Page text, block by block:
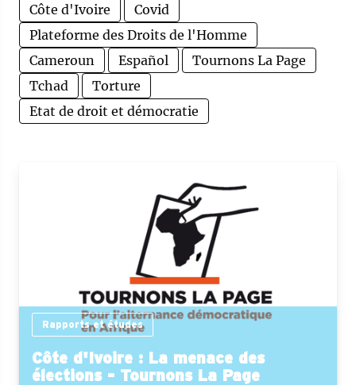
Côte d'Ivoire
Covid
Plateforme des Droits de l'Homme
Cameroun
Español
Tournons La Page
Tchad
Torture
Etat de droit et démocratie
Rapports et études
Côte d'Ivoire : La menace des
élections - Tournons La Page